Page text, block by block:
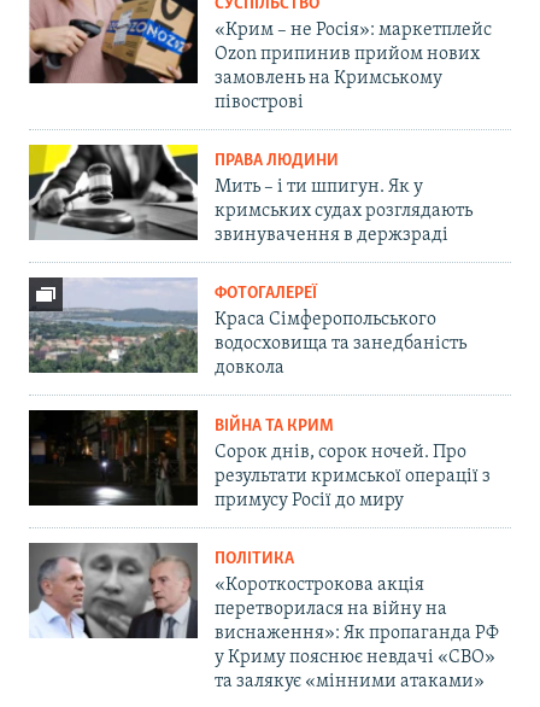
СУСПІЛЬСТВО
«Крим – не Росія»: маркетплейс
Ozon припинив прийом нових
замовлень на Кримському
півострові
ПРАВА ЛЮДИНИ
Мить – і ти шпигун. Як у
кримських судах розглядають
звинувачення в держзраді
ФОТОГАЛЕРЕЇ
Краса Сімферопольського
водосховища та занедбаність
довкола
ВІЙНА ТА КРИМ
Сорок днів, сорок ночей. Про
результати кримської операції з
примусу Росії до миру
ПОЛІТИКА
«Короткострокова акція
перетворилася на війну на
виснаження»: Як пропаганда РФ
у Криму пояснює невдачі «СВО»
та залякує «мінними атаками»